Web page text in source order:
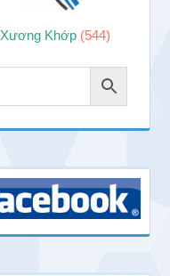
Xương Khớp (544)